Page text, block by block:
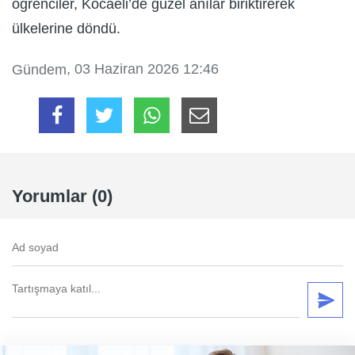
öğrenciler, Kocaeli’de güzel anılar biriktirerek
ülkelerine döndü.
Gündem, 03 Haziran 2026 12:46
Yorumlar (0)